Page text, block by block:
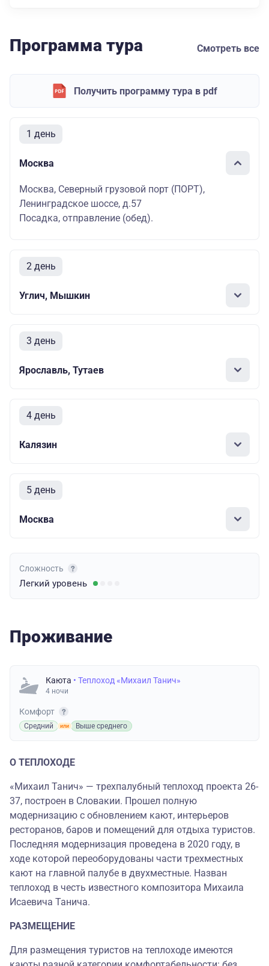
Программа тура Смотреть все
Получить программу тура в pdf
1 день
Москва
Москва, Северный грузовой порт (ПОРТ),
Ленинградское шоссе, д.57
Посадка, отправление (обед).
2 день
Углич, Мышкин
3 день
Ярославль, Тутаев
4 день
Калязин
5 день
Москва
Сложность
Легкий уровень
Проживание
Каюта • Теплоход «Михаил Танич»
4 ночи
Комфорт
Средний Выше среднего
О ТЕПЛОХОДЕ
«Михаил Танич» — трехпалубный теплоход проекта 26-
37, построен в Словакии. Прошел полную
модернизацию с обновлением кают, интерьеров
ресторанов, баров и помещений для отдыха туристов.
Последняя модернизация проведена в 2020 году, в
ходе которой переоборудованы части трехместных
кают на главной палубе в двухместные. Назван
теплоход в честь известного композитора Михаила
Исаевича Танича.
РАЗМЕЩЕНИЕ
Для размещения туристов на теплоходе имеются